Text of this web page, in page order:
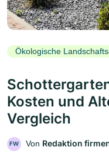
Ökologische
Kosten und
Vergleich
FW Von Redaktion